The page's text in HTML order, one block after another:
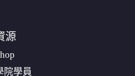
源
院學員